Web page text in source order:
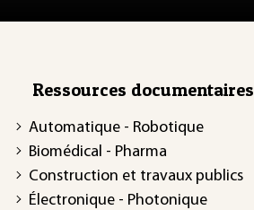
Ressources documentaires
Automatique - Robotique
Biomédical - Pharma
Construction et travaux publics
Électronique - Photonique